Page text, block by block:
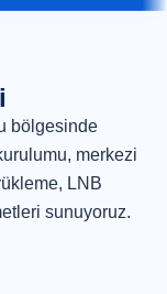
bölgesinde
merkezi
LNB
sunuyoruz.